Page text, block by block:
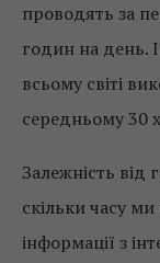
проводять за
годин на день.
всьому світі
середньому 30
Залежність від
скільки часу
інформації з